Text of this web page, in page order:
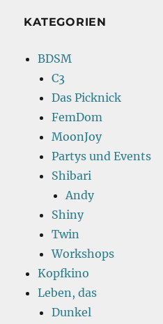
KATEGORIEN
BDSM
C3
Das Picknick
FemDom
MoonJoy
Partys und Events
Shibari
Andy
Shiny
Twin
Workshops
Kopfkino
Leben, das
Dunkel